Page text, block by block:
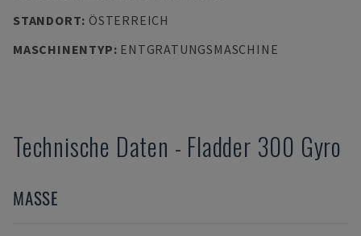
STANDORT: ÖSTERREICH
MASCHINENTYP: ENTGRATUNGSMASCHINE
Technische Daten - Fladder 300 Gyro
MASSE